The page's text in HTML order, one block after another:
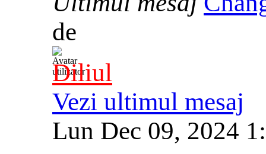
de
Diliul
Vezi ultimul mesaj
Lun Dec 09, 2024